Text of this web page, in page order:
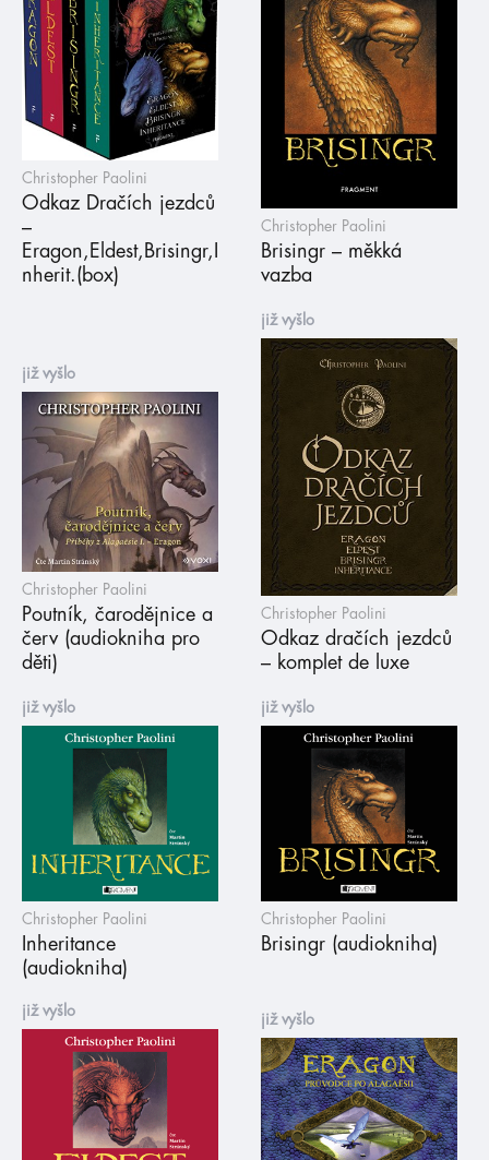
Christopher Paolini
Odkaz Dračích jezdců
–
Eragon,Eldest,Brisingr,I
nherit.(box)
Christopher Paolini
Brisingr – měkká
vazba
již vyšlo
Christopher Paolini
Poutník, čarodějnice a
červ (audiokniha pro
děti)
již vyšlo
Christopher Paolini
Odkaz dračích jezdců
– komplet de luxe
již vyšlo
Christopher Paolini
Inheritance
(audiokniha)
již vyšlo
Christopher Paolini
Brisingr (audiokniha)
již vyšlo
již vyšlo